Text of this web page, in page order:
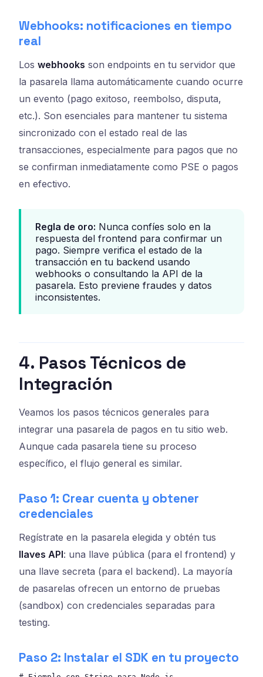
Webhooks: notificaciones en tiempo
real
Los webhooks son endpoints en tu servidor que
la pasarela llama automáticamente cuando ocurre
un evento (pago exitoso, reembolso, disputa,
etc.). Son esenciales para mantener tu sistema
sincronizado con el estado real de las
transacciones, especialmente para pagos que no
se confirman inmediatamente como PSE o pagos
en efectivo.
Regla de oro: Nunca confíes solo en la
respuesta del frontend para confirmar un
pago. Siempre verifica el estado de la
transacción en tu backend usando
webhooks o consultando la API de la
pasarela. Esto previene fraudes y datos
inconsistentes.
4. Pasos Técnicos de
Integración
Veamos los pasos técnicos generales para
integrar una pasarela de pagos en tu sitio web.
Aunque cada pasarela tiene su proceso
específico, el flujo general es similar.
Paso 1: Crear cuenta y obtener
credenciales
Regístrate en la pasarela elegida y obtén tus
llaves API: una llave pública (para el frontend) y
una llave secreta (para el backend). La mayoría
de pasarelas ofrecen un entorno de pruebas
(sandbox) con credenciales separadas para
testing.
Paso 2: Instalar el SDK en tu proyecto